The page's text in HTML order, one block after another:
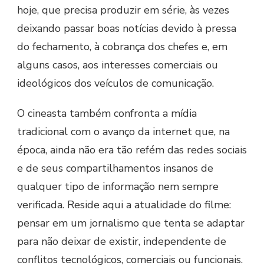
hoje, que precisa produzir em série, às vezes
deixando passar boas notícias devido à pressa
do fechamento, à cobrança dos chefes e, em
alguns casos, aos interesses comerciais ou
ideológicos dos veículos de comunicação.
O cineasta também confronta a mídia
tradicional com o avanço da internet que, na
época, ainda não era tão refém das redes sociais
e de seus compartilhamentos insanos de
qualquer tipo de informação nem sempre
verificada. Reside aqui a atualidade do filme:
pensar em um jornalismo que tenta se adaptar
para não deixar de existir, independente de
conflitos tecnológicos, comerciais ou funcionais.